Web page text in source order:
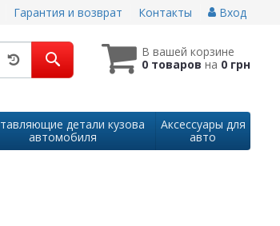
Гарантия и возврат Контакты Вход
В вашей корзине
0 товаровна 0 грн
детали кузова
автомобиля
Аксессуары для
авто